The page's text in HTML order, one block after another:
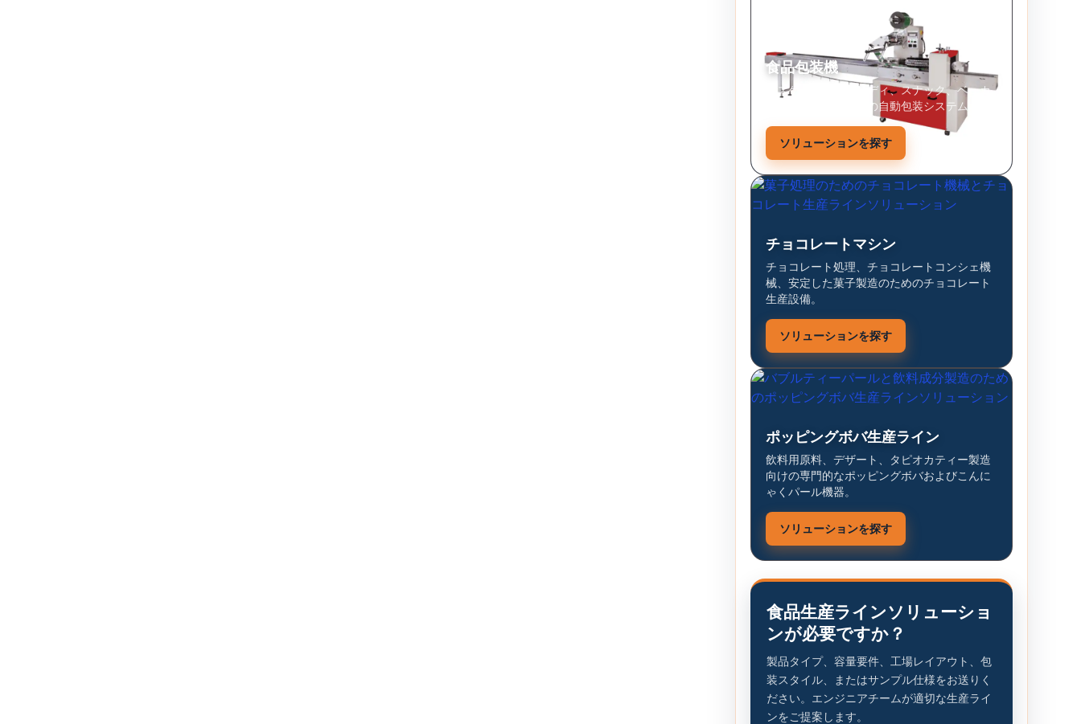
食品包装機
ビスケット、キャンディ、スナック、ベーカ
リー製品、固形食品の自動包装システム。
ソリューションを探す
チョコレートマシン
チョコレート処理、チョコレートコンシェ機
械、安定した菓子製造のためのチョコレート
生産設備。
ソリューションを探す
ポッピングボバ生産ライン
飲料用原料、デザート、タピオカティー製造
向けの専門的なポッピングボバおよびこんに
ゃくパール機器。
ソリューションを探す
食品生産ラインソリューショ
ンが必要ですか？
製品タイプ、容量要件、工場レイアウト、包
装スタイル、またはサンプル仕様をお送りく
ださい。エンジニアチームが適切な生産ライ
ンをご提案します。